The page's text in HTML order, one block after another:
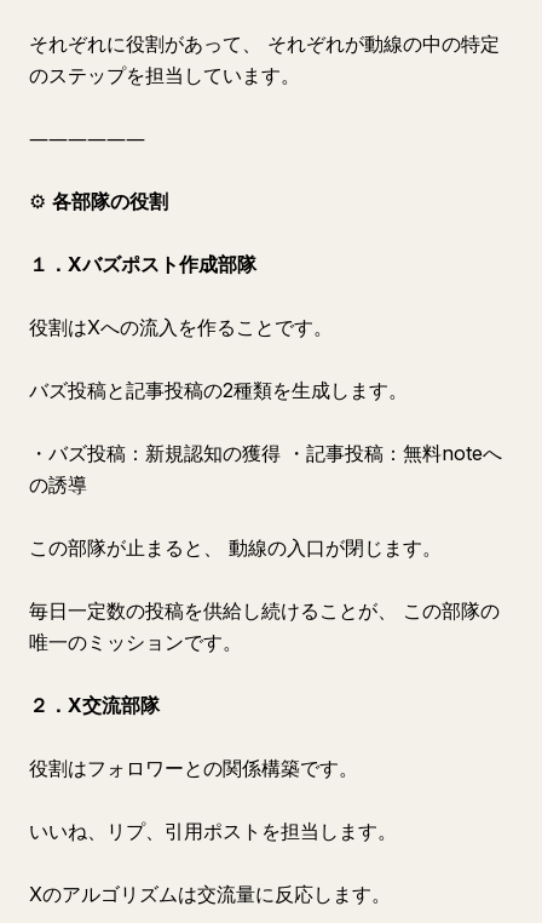
それぞれに役割があって、 それぞれが動線の中の特定
のステップを担当しています。
――――――
⚙️ 各部隊の役割
１．Xバズポスト作成部隊
役割はXへの流入を作ることです。
バズ投稿と記事投稿の2種類を生成します。
・バズ投稿：新規認知の獲得 ・記事投稿：無料noteへ
の誘導
この部隊が止まると、 動線の入口が閉じます。
毎日一定数の投稿を供給し続けることが、 この部隊の
唯一のミッションです。
２．X交流部隊
役割はフォロワーとの関係構築です。
いいね、リプ、引用ポストを担当します。
Xのアルゴリズムは交流量に反応します。